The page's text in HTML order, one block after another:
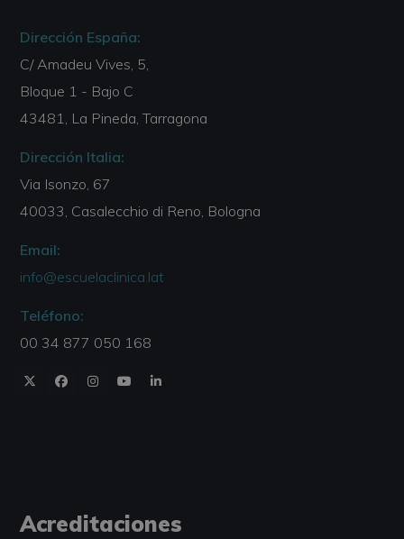
Dirección España:
C/ Amadeu Vives, 5,
Bloque 1 - Bajo C
43481, La Pineda, Tarragona
Dirección Italia:
Via Isonzo, 67
40033, Casalecchio di Reno, Bologna
Email:
info@escuelaclinica.lat
Teléfono:
00 34 877 050 168
Acreditaciones